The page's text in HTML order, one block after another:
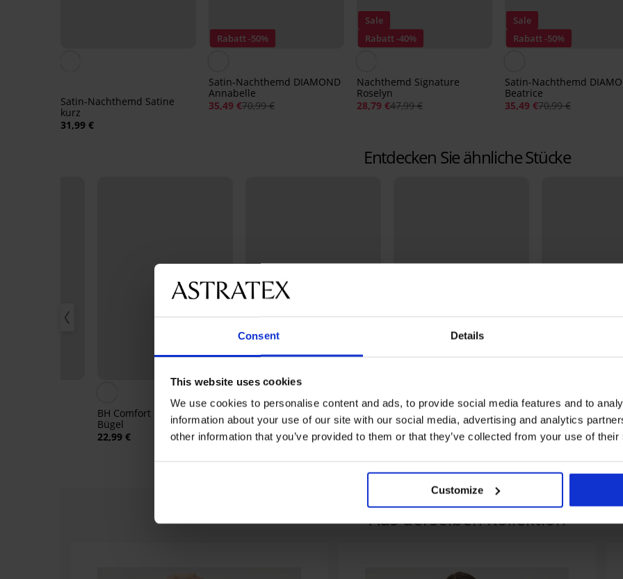
Consent Details
This website uses cookies
We use cookies to personalise content and ads, to provide social media features and to
information about your use of our site with our social media, advertising and analytics
other information that you’ve provided to them or that they’ve collected from your use of
Customize
Satin-Nachthemd Satine
kurz
31,99 €
Rabatt -50%
Satin-Nachthemd DIAMOND
Annabelle
35,49 €70,99 €
Sale
Rabatt -40%
Nachthemd Signature
Roselyn
28,79 €47,99 €
Sale
Rabatt -50%
Satin-Nachthemd
Beatrice
35,49 €70,99 €
Entdecken Sie ähnliche Stücke
BH Comfort unwattiert ohne
Bügel
22,99 €
Baumwoll-Unterhemd
Ergonomico
14,39 €17,99 €
BH Mama unwattiert ohne
Bügel
26,99 €
Damen
19,99 €
Aus derselben Kollektion